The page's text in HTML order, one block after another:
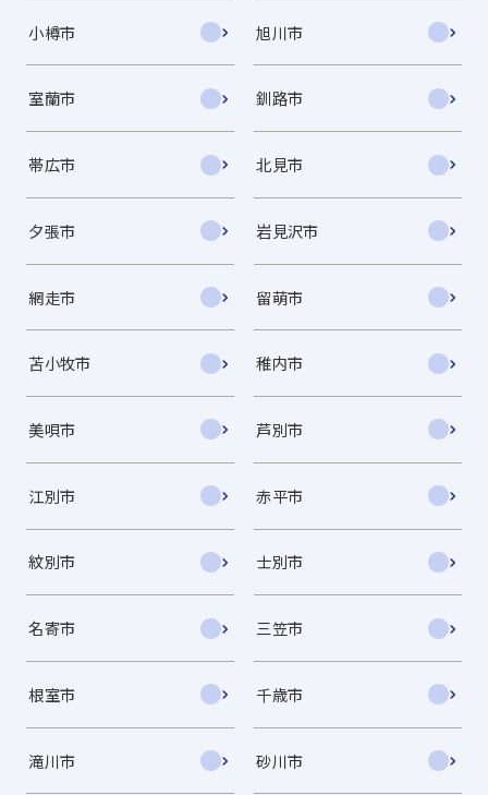
小樽市 旭川市
室蘭市 釧路市
帯広市 北見市
夕張市 岩見沢市
網走市 留萌市
苫小牧市 稚内市
美唄市 芦別市
江別市 赤平市
紋別市 士別市
名寄市 三笠市
根室市 千歳市
滝川市 砂川市